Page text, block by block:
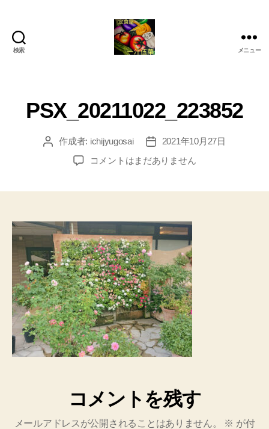
検索
一
汁
菜
メニュー
PSX_20211022_223852
投 作成者: ichijyugosai
投
稿
日
2021年10月27日
PSX_20211022_223852
コメントはまだありません
コメントを残す
メールアドレスが公開されることはありません。 ※ が付